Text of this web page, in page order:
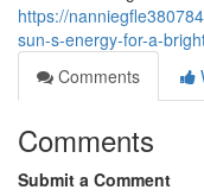
https://
sun-s-energy-for-a-
Comments
Comments
Submit a Comment